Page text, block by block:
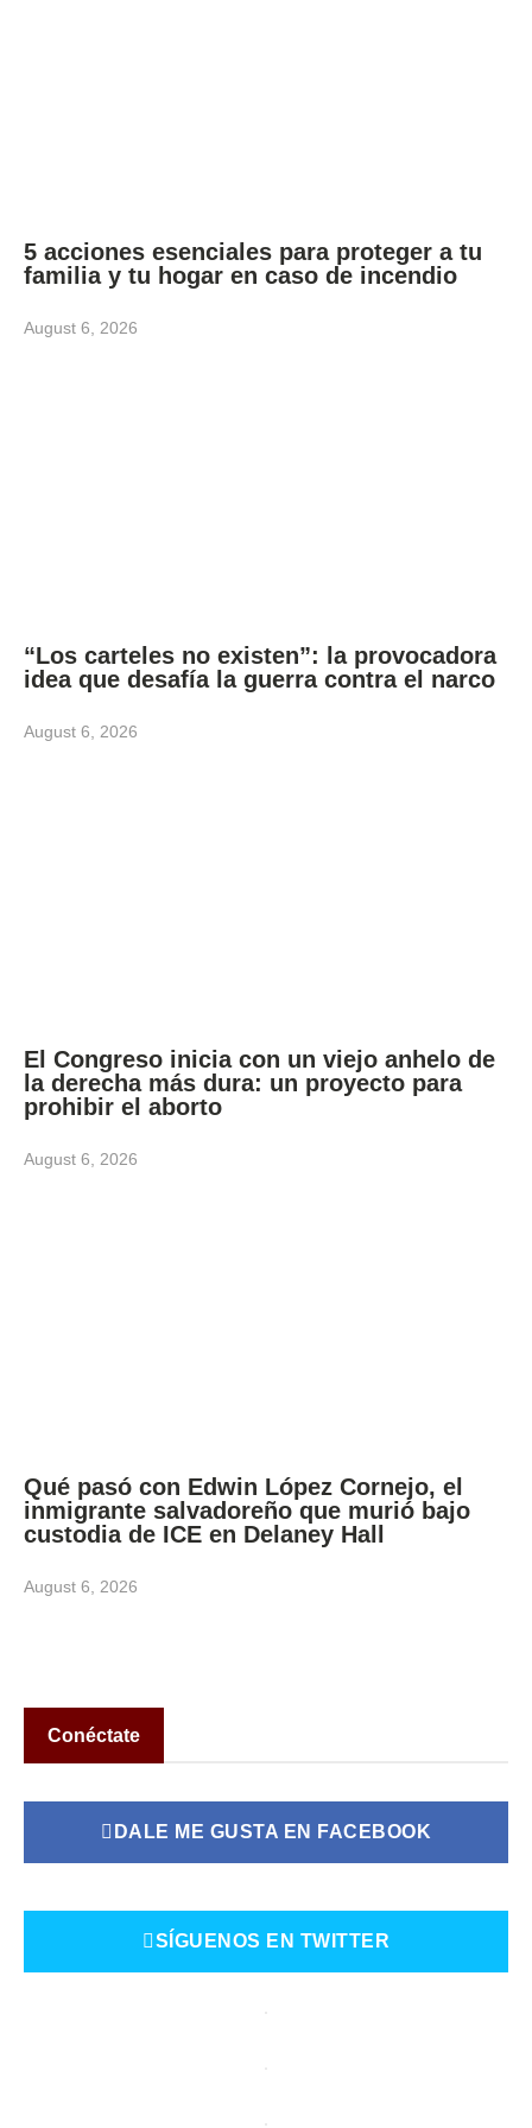
5 acciones esenciales para proteger a tu
familia y tu hogar en caso de incendio
August 6, 2026
“Los carteles no existen”: la provocadora
idea que desafía la guerra contra el narco
August 6, 2026
El Congreso inicia con un viejo anhelo de
la derecha más dura: un proyecto para
prohibir el aborto
August 6, 2026
Qué pasó con Edwin López Cornejo, el
inmigrante salvadoreño que murió bajo
custodia de ICE en Delaney Hall
August 6, 2026
Conéctate
DALE ME GUSTA EN FACEBOOK
SÍGUENOS EN TWITTER